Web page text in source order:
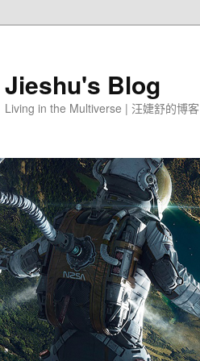
Jieshu's Blog
Living in the Multiverse | 汪婕舒的博客